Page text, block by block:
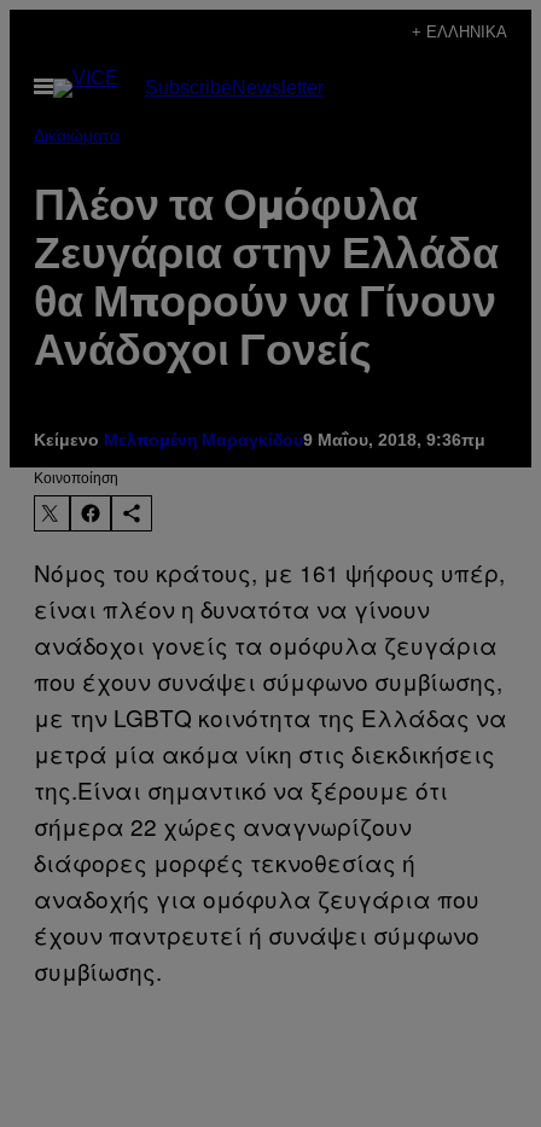
περιεχόμενο
+ ΕΛΛΗΝΙΚΆ
Ανοίξτε
το
SubscribeNewsletter
Δικαιώματα
Πλέον τα Ομόφυλα
Ζευγάρια στην Ελλάδα
θα Μπορούν να Γίνουν
Ανάδοχοι Γονείς
Κείμενο Μελπομένη Μαραγκίδου9 Μαΐου, 2018, 9:36πμ
Kοινοποίηση
Νόμος του κράτους, με 161 ψήφους υπέρ,
είναι πλέον η δυνατότα να γίνουν
ανάδοχοι γονείς τα ομόφυλα ζευγάρια
που έχουν συνάψει σύμφωνο συμβίωσης,
με την LGBTQ κοινότητα της Ελλάδας να
μετρά μία ακόμα νίκη στις διεκδικήσεις
της.Είναι σημαντικό να ξέρουμε ότι
σήμερα 22 χώρες αναγνωρίζουν
διάφορες μορφές τεκνοθεσίας ή
αναδοχής για ομόφυλα ζευγάρια που
έχουν παντρευτεί ή συνάψει σύμφωνο
συμβίωσης.